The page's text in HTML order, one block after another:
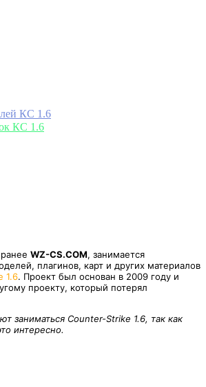
КС 1.6
КС 1.6
WZ-CS.COM, занимается
плагинов, карт и других материалов
1.6. Проект был основан в 2009 году и
проекту, который потерял
заниматься Counter-Strike 1.6, так как
интересно.